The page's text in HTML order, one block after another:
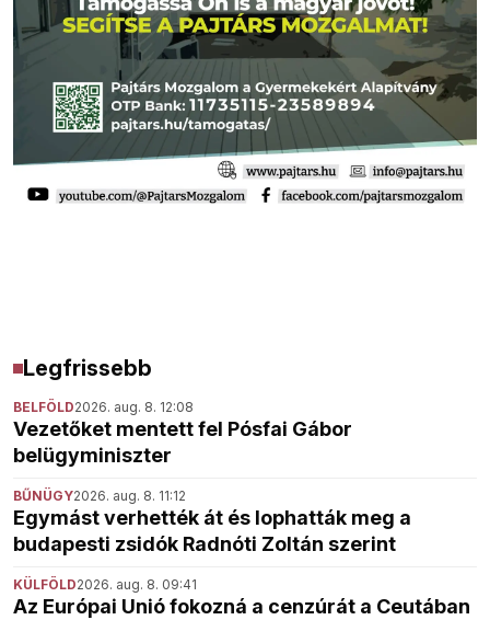
Legfrissebb
BELFÖLD2026. aug. 8. 12:08
Vezetőket mentett fel Pósfai Gábor
belügyminiszter
BŰNÜGY2026. aug. 8. 11:12
Egymást verhették át és lophatták meg a
budapesti zsidók Radnóti Zoltán szerint
KÜLFÖLD2026. aug. 8. 09:41
Az Európai Unió fokozná a cenzúrát a Ceutában